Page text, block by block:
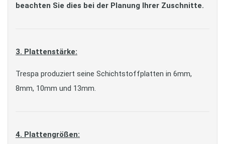
beachten Sie dies bei der Planung Ihrer Zuschnitte.
3. Plattenstärke:
Trespa produziert seine Schichtstoffplatten in 6mm,
8mm, 10mm und 13mm.
4. Plattengrößen: